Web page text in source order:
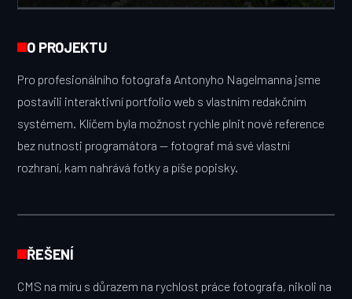
O PROJEKTU
Pro profesionálního fotografa Antonyho Nagelmanna jsme
postavili interaktivní portfolio web s vlastním redakčním
systémem. Klíčem byla možnost rychle plnit nové reference
bez nutnosti programátora — fotograf má své vlastní
rozhraní, kam nahrává fotky a píše popisky.
ŘEŠENÍ
CMS na míru s důrazem na rychlost práce fotografa, nikoli na